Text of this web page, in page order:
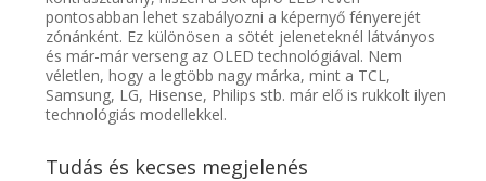
pontosabban lehet szabályozni a képernyőfényerejét
zónánként. Ez különösen a sötét jeleneteknél látványos
és már-már verseng az OLED technológiával. Nem
véletlen, hogy a legtöbb nagy márka, mint a TCL,
Samsung, LG, Hisense, Philips stb. már elő is rukkolt ilyen
technológiás modellekkel.
Tudás és kecses megjelenés